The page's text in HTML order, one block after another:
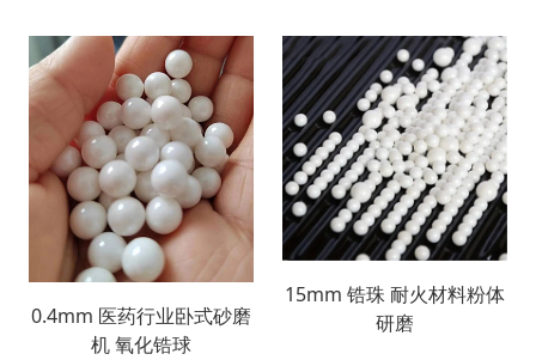
0.4mm 医药行业卧式砂磨
机 氧化锆球
15mm 锆珠 耐火材料粉体
研磨